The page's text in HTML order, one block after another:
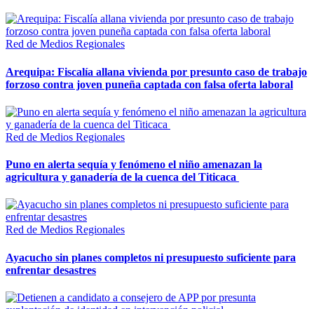
Red de Medios Regionales
Arequipa: Fiscalía allana vivienda por presunto caso de trabajo
forzoso contra joven puneña captada con falsa oferta laboral
Red de Medios Regionales
Puno en alerta sequía y fenómeno el niño amenazan la
agricultura y ganadería de la cuenca del Titicaca
Red de Medios Regionales
Ayacucho sin planes completos ni presupuesto suficiente para
enfrentar desastres